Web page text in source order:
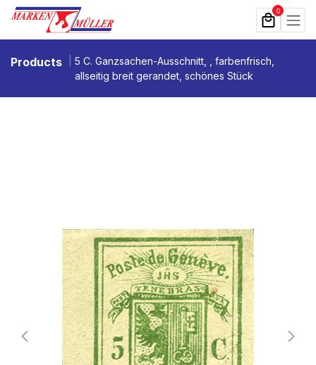
Zum Inhalt springen 0
Products
5 C. Ganzsachen-Ausschnitt, , farbenfrisch,
allseitig breit gerandet, schönes Stück